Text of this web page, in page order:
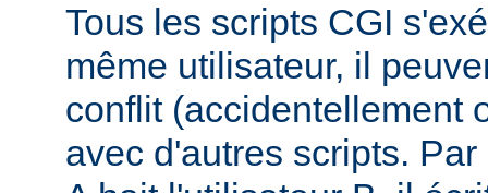
Tous les scripts CGI
même utilisateur, il
conflit (accidentellement
avec d'autres scripts.